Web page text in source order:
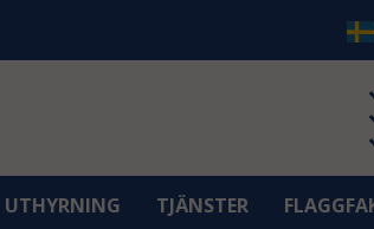
UTHYRNING TJÄNSTER